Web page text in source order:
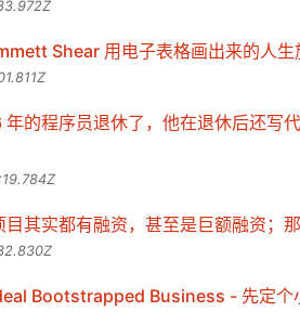
Shear 用电子表格画出来的人生
的程序员退休了，他在退休后还写
其实都有融资，甚至是巨额融资；
Bootstrapped Business - 先定个